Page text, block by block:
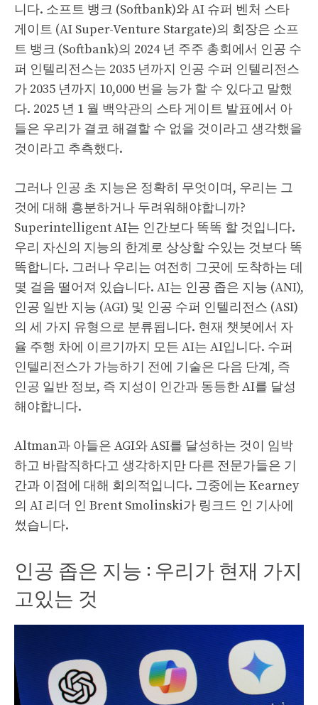
니다. 소프트 뱅크 (Softbank)와 AI 슈퍼 벤처 스타
게이트 (AI Super-Venture Stargate)의 회장은 소프
트 뱅크 (Softbank)의 2024 년 주주 총회에서 인공 수
퍼 인텔리전스는 2035 년까지 인공 수퍼 인텔리전스
가 2035 년까지 10,000 번을 능가 할 수 있다고 말했
다. 2025 년 1 월 백악관의 스타 게이트 발표에서 아
들은 우리가 결코 해결할 수 없을 것이라고 생각했을
것이라고 추측했다.
그러나 인공 초 지능은 정확히 무엇이며, 우리는 그
것에 대해 흥분하거나 두려워해야합니까?
Superintelligent AI는 인간보다 똑똑 할 것입니다.
우리 자신의 지능의 한계로 상상할 수있는 것보다 똑
똑합니다. 그러나 우리는 여전히 그곳에 도착하는 데
몇 걸음 떨어져 있습니다. AI는 인공 좁은 지능 (ANI),
인공 일반 지능 (AGI) 및 인공 수퍼 인텔리전스 (ASI)
의 세 가지 유형으로 분류됩니다. 현재 챗봇에서 자
율 주행 차에 이르기까지 모든 AI는 AI입니다. 수퍼
인텔리전스가 가능하기 전에 기술은 다음 단계, 즉
인공 일반 정보, 즉 지성이 인간과 동등한 AI를 달성
해야합니다.
Altman과 아들은 AGI와 ASI를 달성하는 것이 임박
하고 바람직하다고 생각하지만 다른 전문가들은 기
간과 이점에 대해 회의적입니다. 그중에는 Kearney
의 AI 리더 인 Brent Smolinski가 링크드 인 기사에
썼습니다.
인공 좁은 지능 : 우리가 현재 가지
고있는 것